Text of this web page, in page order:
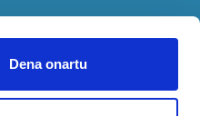
Dena onartu